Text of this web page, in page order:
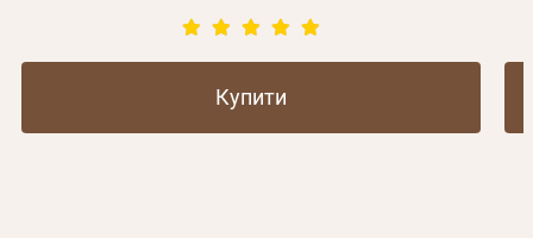
Купити